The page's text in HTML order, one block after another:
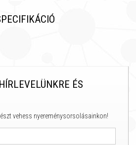
ÉS
vehess nyereménysorsolásainkon!